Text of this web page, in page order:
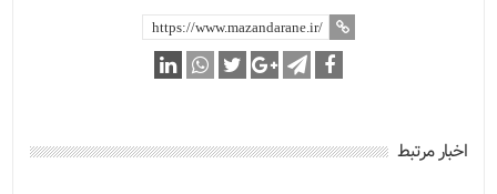
اخبار مرتبط